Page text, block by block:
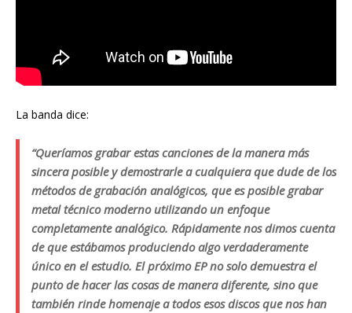
La banda dice:
“Queríamos grabar estas canciones de la manera más
sincera posible y demostrarle a cualquiera que dude de los
métodos de grabación analógicos, que es posible grabar
metal técnico moderno utilizando un enfoque
completamente analógico. Rápidamente nos dimos cuenta
de que estábamos produciendo algo verdaderamente
único en el estudio. El próximo EP no solo demuestra el
punto de hacer las cosas de manera diferente, sino que
también rinde homenaje a todos esos discos que nos han